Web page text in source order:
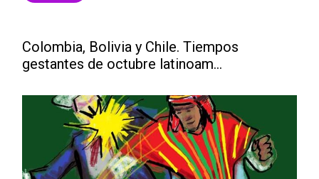
Colombia, Bolivia y Chile. Tiempos
gestantes de octubre latinoam...